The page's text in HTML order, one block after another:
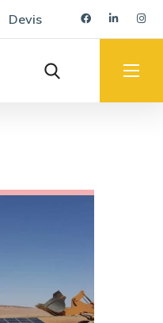
Devis